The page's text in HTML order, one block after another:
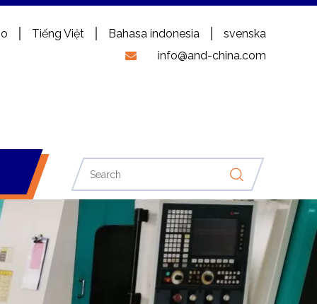
Tiếng Việt Bahasa indonesia
svenska
info@and-china.com